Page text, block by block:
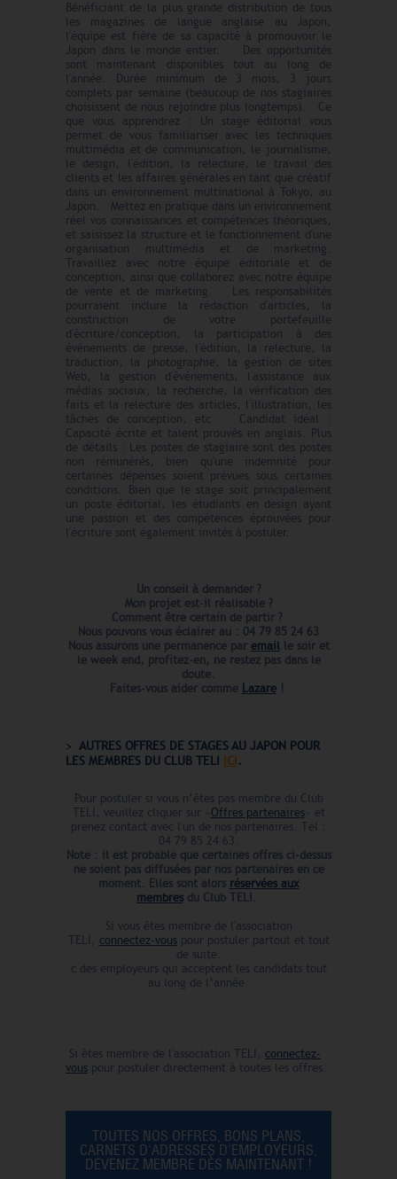
Bénéficiant de la plus grande distribution de tous
les magazines de langue anglaise au Japon,
l'équipe est fière de sa capacité à promouvoir le
Japon dans le monde entier. Des opportunités
sont maintenant disponibles tout au long de
l'année. Durée minimum de 3 mois, 3 jours
complets par semaine (beaucoup de nos stagiaires
choisissent de nous rejoindre plus longtemps). Ce
que vous apprendrez : Un stage éditorial vous
permet de vous familiariser avec les techniques
multimédia et de communication, le journalisme,
le design, l'édition, la relecture, le travail des
clients et les affaires générales en tant que créatif
dans un environnement multinational à Tokyo, au
Japon. Mettez en pratique dans un environnement
réel vos connaissances et compétences théoriques,
et saisissez la structure et le fonctionnement d'une
organisation multimédia et de marketing.
Travaillez avec notre équipe éditoriale et de
conception, ainsi que collaborez avec notre équipe
de vente et de marketing. Les responsabilités
pourraient inclure la rédaction d'articles, la
construction de votre portefeuille
d'écriture/conception, la participation à des
événements de presse, l'édition, la relecture, la
traduction, la photographie, la gestion de sites
Web, la gestion d'événements, l'assistance aux
médias sociaux, la recherche, la vérification des
faits et la relecture des articles, l'illustration, les
tâches de conception, etc. Candidat idéal :
Capacité écrite et talent prouvés en anglais. Plus
de détails : Les postes de stagiaire sont des postes
non rémunérés, bien qu'une indemnité pour
certaines dépenses soient prévues sous certaines
conditions. Bien que le stage soit principalement
un poste éditorial, les étudiants en design ayant
une passion et des compétences éprouvées pour
l'écriture sont également invités à postuler.
Un conseil à demander ?
Mon projet est-il réalisable ?
Comment être certain de partir ?
Nous pouvons vous éclairer au : 04 79 85 24 63
Nous assurons une permanence par emaille soir et
le week end, profitez-en, ne restez pas dans le
doute.
Faites-vous aider comme Lazare!
AUTRES OFFRES DE STAGES AU JAPON POUR
LES MEMBRES DU CLUB TELI
ICI .
Pour postuler si vous n’êtes pas membre du Club
TELI, veuillez cliquer sur « Offres partenaires» et
prenez contact avec l'un de nos partenaires. Tél :
04 79 85 24 63.
Note : il est probable que certaines offres ci-dessus
ne soient pas diffusées par nos partenaires en ce
moment. Elles sont alors réservées aux
membres du Club TELI.
Si vous êtes membre de l'association
TELI, connectez-vouspour postuler partout et tout
de suite.
c des employeurs qui acceptent les candidats tout
au long de l’année.
Si êtes membre de l'association TELI, connectez-
vous pour postuler directement à toutes les offres.
TOUTES NOS OFFRES, BONS PLANS,
CARNETS D'ADRESSES D'EMPLOYEURS,
DEVENEZ MEMBRE DÈS MAINTENANT !